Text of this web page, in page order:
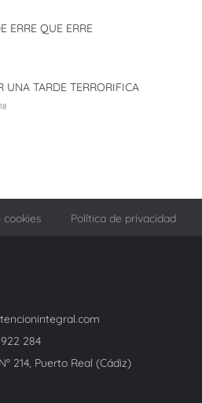
ERRE QUE ERRE
UNA TARDE TERRORIFICA
cookies Política de privacidad
284
214, Puerto Real (Cádiz)